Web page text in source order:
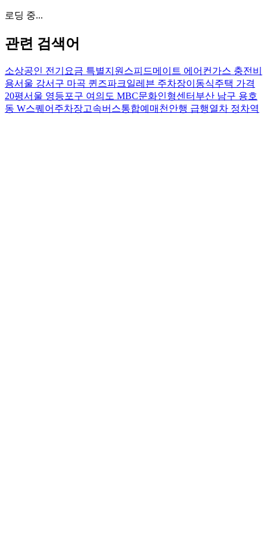
로딩 중...
관련 검색어
소상공인 전기요금 특별지원 스피드메이트 에어컨가스 충전비
용서울 강서구 마곡 퀸즈파크일레븐 주차장이동식주택 가격
20평서울 영등포구 여의도 MBC문화인형센터 부산 남구 용호
동 W스퀘어주차장고속버스통합예매 천안행 급행열차 정차역